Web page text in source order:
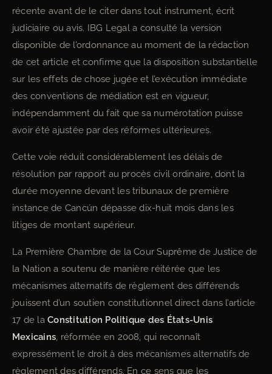
récente avant de le citer dans tout instrument, écrit
judiciaire ou avis. IBG Legal a consulté la version
disponible de l’ordonnance au moment de la rédaction
de cet article et confirme que la disposition substantielle
sur les effets de chose jugée et l’exécution immédiate
des conventions de médiation est en vigueur,
indépendamment du fait que sa numérotation puisse
avoir été ajustée par des réformes ultérieures.
Cette voie réduit considérablement les délais de
résolution par rapport au procès civil ordinaire, dont la
durée moyenne devant les tribunaux de première
instance de Cancún dépasse dix-huit mois dans les
litiges de montant supérieur.
La Première Chambre de la Cour Suprême de Justice de
la Nation a soutenu de manière réitérée que les
mécanismes alternatifs de règlement des différends
jouissent d’un soutien constitutionnel direct dans l’article
17 de laConstitution Politique des États-Unis
Mexicains, réformée en 2008, qui reconnaît
expressément le droit à des mécanismes alternatifs de
règlement des différends. En ce sens que les